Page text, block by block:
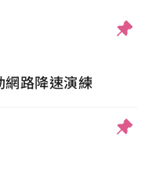
路降速演練